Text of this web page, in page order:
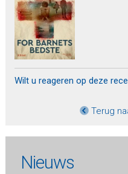
Wilt u reageren op deze
Terug
Nieuws